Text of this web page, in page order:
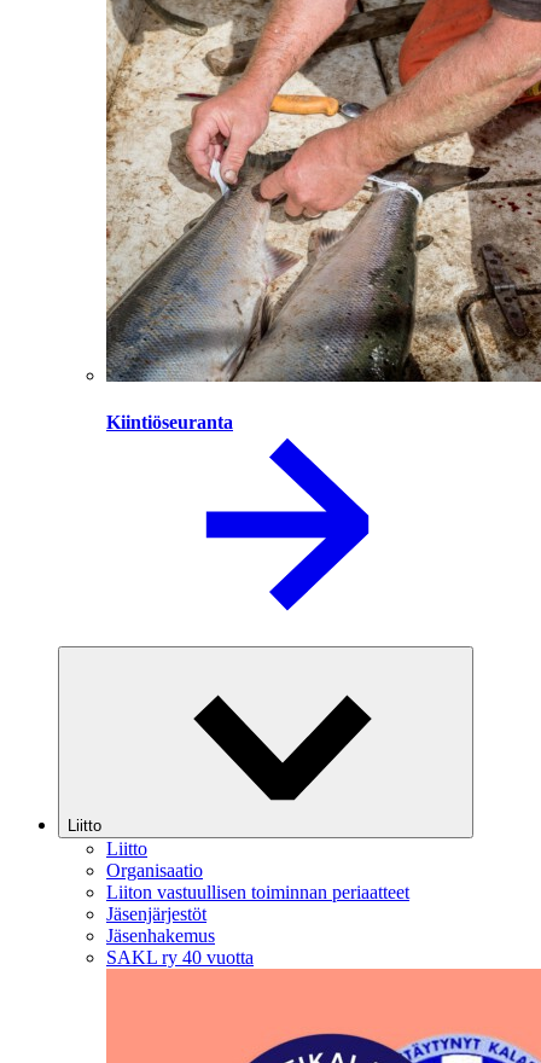
Kiintiöseuranta
Liitto
Liitto
Organisaatio
Liiton vastuullisen toiminnan periaatteet
Jäsenjärjestöt
Jäsenhakemus
SAKL ry 40 vuotta